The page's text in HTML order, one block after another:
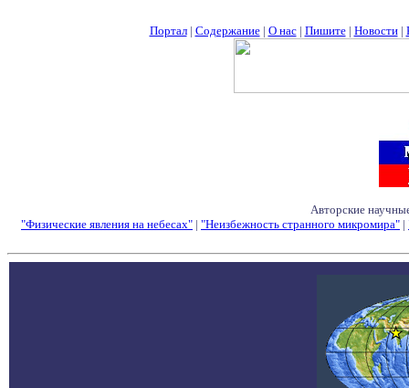
Портал| Содержание| О нас| Пишите| Новости|
Авторские
"Физические явления на небесах" | "Неизбежность странного микромира" |